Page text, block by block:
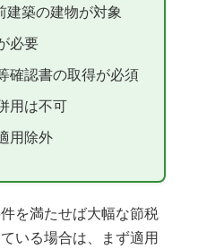
建築の建物が対象
必要
確認書の取得が必須
用は不可
用除外
を満たせば大幅な節税
いる場合は、まず適用